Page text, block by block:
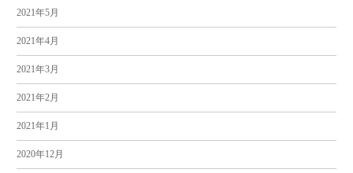
2021年5月
2021年4月
2021年3月
2021年2月
2021年1月
2020年12月